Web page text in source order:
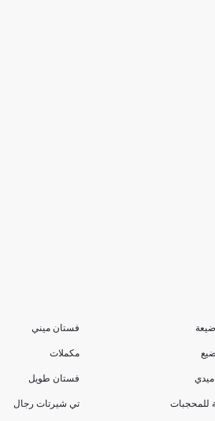
للمحجبات
فستان ميني
مكملات
فستان طويل
تي شيرتات رجال